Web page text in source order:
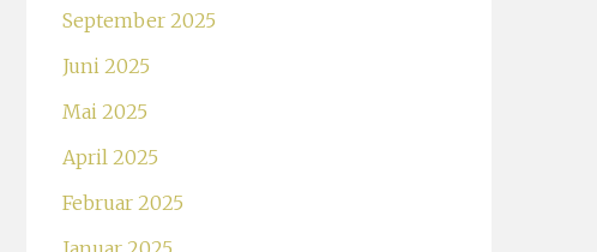
September 2025
Juni 2025
Mai 2025
April 2025
Februar 2025